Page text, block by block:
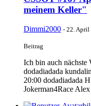
meinem Keller"
Dimmi2000 - 22. April
Beitrag
Ich bin auch nächste
dodadiadada
20:00 dodadiadada
Jokerman4Race Alex